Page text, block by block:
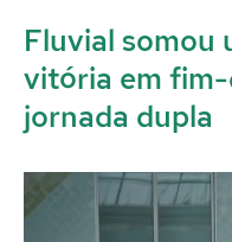
Fluvial somou
vitória em
jornada dupla